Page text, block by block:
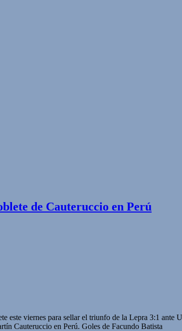
de Cauteruccio en Perú
viernes para sellar el triunfo de la Lepra 3:1 ante
Cauteruccio en Perú. Goles de Facundo Batista